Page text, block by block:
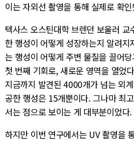
이는 자외선 촬영을 통해 실제로 확
텍사스 오스틴대학 브렌던 보울러
한 행성이 어떻게 성장하는지 알려
는 행성이 어떻게 주변 물질을 끌어
첫 번째 기회로, 새로운 영역을 열었
지금까지 발견된 4000개가 넘는 외
공한 행성은 15개뿐이다. 그나마 최
서는 점으로 보이는 게 대부분이었다.
하지만 이번 연구에서는 UV 촬영을